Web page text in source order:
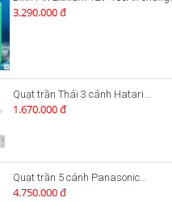
3.290.000 đ
Quạt trần Thái 3 cánh Hatari...
1.670.000 đ
Quạt trần 5 cánh Panasonic...
4.750.000 đ